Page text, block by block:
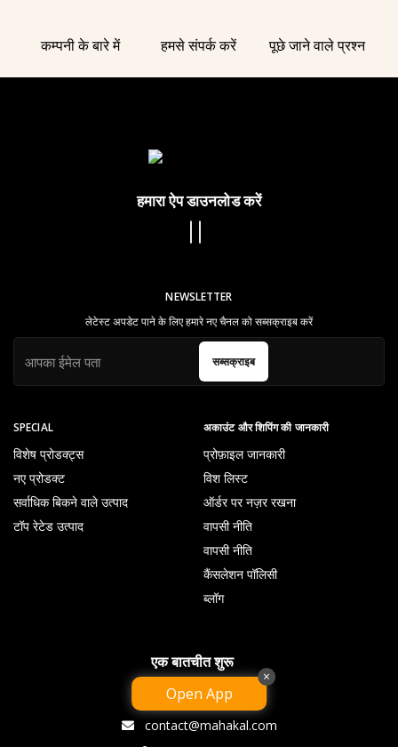
कम्पनी के बारे में हमसे संपर्क करें पूछे जाने वाले प्रश्न
हमारा ऐप डाउनलोड करें
SPECIAL
विशेष प्रोडक्ट्स
नए प्रोडक्ट
सर्वाधिक बिकने वाले उत्पाद
टॉप रेटेड उत्पाद
अकाउंट और शिपिंग की जानकारी
प्रोफ़ाइल जानकारी
विश लिस्ट
ऑर्डर पर नज़र रखना
वापसी नीति
वापसी नीति
कैंसलेशन पॉलिसी
ब्लॉग
NEWSLETTER
लेटेस्ट अपडेट पाने के लिए हमारे नए चैनल को सब्सक्राइब करें
सब्सक्राइब
एक बातचीत शुरू
09238069858
contact@mahakal.com
Open App
×